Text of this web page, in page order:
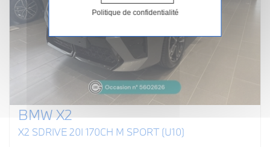
BMW X2
X2 SDRIVE 20I 170CH M SPORT (U10)
Politique de confidentialité